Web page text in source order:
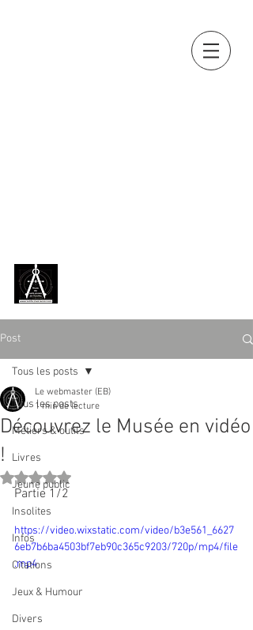
Post
Tous les posts
Métiers & outils
Livres
Jeune public
Insolites
Infos
Citations
Jeux & Humour
Divers
Tous les posts
Découvrez le Musée en vidéo
!
Le webmaster (EB)
1 min de lecture
Noté NaN étoiles sur 5.
Partie 1/2
https://video.wixstatic.com/video/b3e561_6627
6eb7b6ba4503bf7eb90c365c9203/720p/mp4/file
.mp4